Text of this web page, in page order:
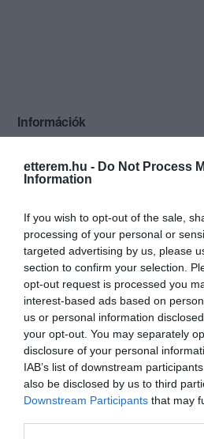
etterem.hu - Do Not Process
Information
If you wish to opt-out of the sale,
processing of your personal or
targeted advertising by us, please
section to confirm your selection.
opt-out request is processed you
interest-based ads based on
us or personal information
your opt-out. You may separately
disclosure of your personal
IAB’s list of downstream
also be disclosed by us to third
Downstream Participants that may
Információk
Elfogadott kártyák:
Felszereltség:
Biliárd,
Parkoló
Rólunk:
Ételeinket
szeretettel
mesterséges
már-már
készült
tepertőt,
Mutass többet
Kapcsolat